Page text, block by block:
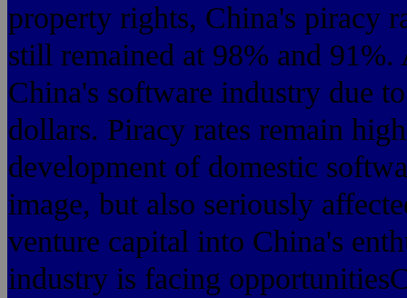
property rights, China's piracy
still remained at 98% and
China's software industry due
dollars. Piracy rates remain
development of domestic
image, but also seriously
venture capital into China's
industry is facing